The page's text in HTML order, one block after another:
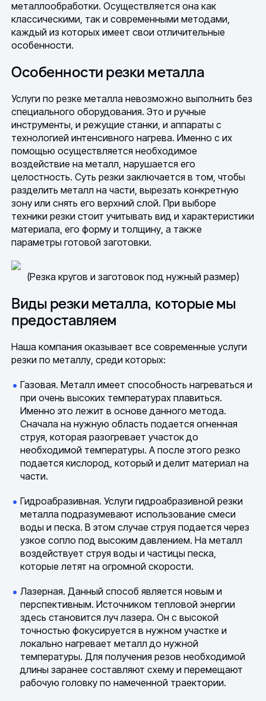
металлообработки. Осуществляется она как
классическими, так и современными методами,
каждый из которых имеет свои отличительные
особенности.
Особенности резки металла
Услуги по резке металла невозможно выполнить без
специального оборудования. Это и ручные
инструменты, и режущие станки, и аппараты с
технологией интенсивного нагрева. Именно с их
помощью осуществляется необходимое
воздействие на металл, нарушается его
целостность. Суть резки заключается в том, чтобы
разделить металл на части, вырезать конкретную
зону или снять его верхний слой. При выборе
техники резки стоит учитывать вид и характеристики
материала, его форму и толщину, а также
параметры готовой заготовки.
(Резка кругов и заготовок под нужный размер)
Виды резки металла, которые мы
предоставляем
Наша компания оказывает все современные услуги
резки по металлу, среди которых:
Газовая. Металл имеет способность нагреваться и
при очень высоких температурах плавиться.
Именно это лежит в основе данного метода.
Сначала на нужную область подается огненная
струя, которая разогревает участок до
необходимой температуры. А после этого резко
подается кислород, который и делит материал на
части.
Гидроабразивная. Услуги гидроабразивной резки
металла подразумевают использование смеси
воды и песка. В этом случае струя подается через
узкое сопло под высоким давлением. На металл
воздействует струя воды и частицы песка,
которые летят на огромной скорости.
Лазерная. Данный способ является новым и
перспективным. Источником тепловой энергии
здесь становится луч лазера. Он с высокой
точностью фокусируется в нужном участке и
локально нагревает металл до нужной
температуры. Для получения резов необходимой
длины заранее составляют схему и перемещают
рабочую головку по намеченной траектории.